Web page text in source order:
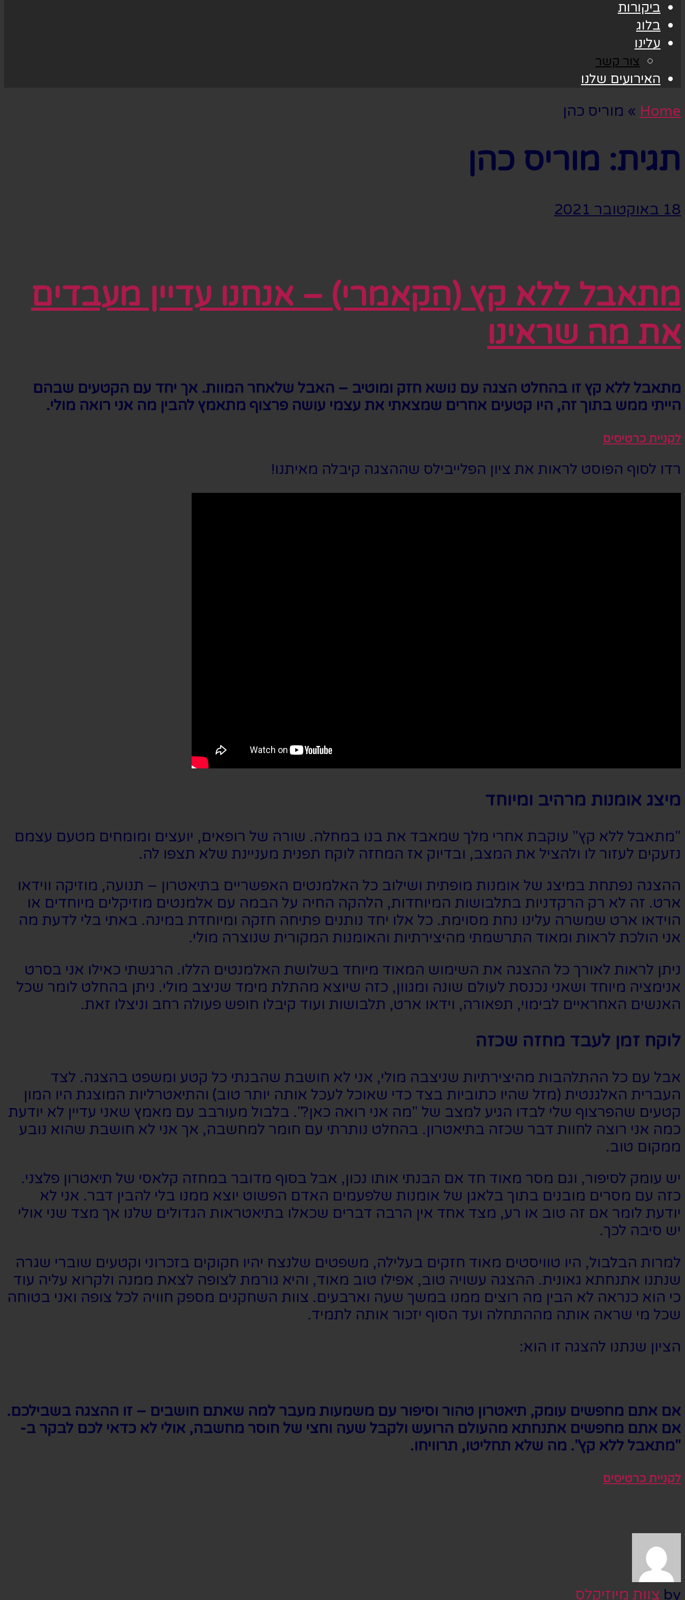
ביקורות
בלוג
עלינו
צור קשר
האירועים שלנו
Home
» מוריס כהן
תגית: מוריס כהן
18 באוקטובר 2021
מתאבל ללא קץ (הקאמרי) – אנחנו עדיין מעבדים
את מה שראינו
מתאבל ללא קץ זו בהחלט הצגה עם נושא חזק ומוטיב – האבל שלאחר המוות. אך יחד עם הקטעים שבהם
הייתי ממש בתוך זה, היו קטעים אחרים שמצאתי את עצמי עושה פרצוף מתאמץ להבין מה אני רואה מולי.
לקניית כרטיסים
רדו לסוף הפוסט לראות את ציון הפלייבילס שההצגה קיבלה מאיתנו!
מיצג אומנות מרהיב ומיוחד
"מתאבל ללא קץ" עוקבת אחרי מלך שמאבד את בנו במחלה. שורה של רופאים, יועצים ומומחים מטעם עצמם
נזעקים לעזור לו ולהציל את המצב, ובדיוק אז המחזה לוקח תפנית מעניינת שלא תצפו לה.
ההצגה נפתחת במיצג של אומנות מופתית ושילוב כל האלמנטים האפשריים בתיאטרון – תנועה, מוזיקה ווידאו
ארט. זה לא רק הרקדניות בתלבושות המיוחדות, הלהקה החיה על הבמה עם אלמנטים מוזיקלים מיוחדים או
הוידאו ארט שמשרה עלינו נחת מסוימת. כל אלו יחד נותנים פתיחה חזקה ומיוחדת במינה. באתי בלי לדעת מה
אני הולכת לראות ומאוד התרשמתי מהיצירתיות והאומנות המקורית שנוצרה מולי.
ניתן לראות לאורך כל ההצגה את השימוש המאוד מיוחד בשלושת האלמנטים הללו. הרגשתי כאילו אני בסרט
אנימציה מיוחד ושאני נכנסת לעולם שונה ומגוון, כזה שיוצא מהתלת מימד שניצב מולי. ניתן בהחלט לומר שכל
האנשים האחראיים לבימוי, תפאורה, וידאו ארט, תלבושות ועוד קיבלו חופש פעולה רחב וניצלו זאת.
לוקח זמן לעבד מחזה שכזה
אבל עם כל ההתלהבות מהיצירתיות שניצבה מולי, אני לא חושבת שהבנתי כל קטע ומשפט בהצגה. לצד
העברית האלגנטית (מזל שהיו כתוביות בצד כדי שאוכל לעכל אותה יותר טוב) והתיאטרליות המוצגת היו המון
קטעים שהפרצוף שלי לבדו הגיע למצב של "מה אני רואה כאן?". בלבול מעורבב עם מאמץ שאני עדיין לא יודעת
כמה אני רוצה לחוות דבר שכזה בתיאטרון. בהחלט נותרתי עם חומר למחשבה, אך אני לא חושבת שהוא נובע
ממקום טוב.
יש עומק לסיפור, וגם מסר מאוד חד אם הבנתי אותו נכון, אבל בסוף מדובר במחזה קלאסי של תיאטרון פלצני.
כזה עם מסרים מובנים בתוך בלאגן של אומנות שלפעמים האדם הפשוט יוצא ממנו בלי להבין דבר. אני לא
יודעת לומר אם זה טוב או רע, מצד אחד אין הרבה דברים שכאלו בתיאטראות הגדולים שלנו אך מצד שני אולי
יש סיבה לכך.
למרות הבלבול, היו טוויסטים מאוד חזקים בעלילה, משפטים שלנצח יהיו חקוקים בזכרוני וקטעים שוברי שגרה
שנתנו אתנחתא גאונית. ההצגה עשויה טוב, אפילו טוב מאוד, והיא גורמת לצופה לצאת ממנה ולקרוא עליה עוד
כי הוא כנראה לא הבין מה רוצים ממנו במשך שעה וארבעים. צוות השחקנים מספק חוויה לכל צופה ואני בטוחה
שכל מי שראה אותה מההתחלה ועד הסוף יזכור אותה לתמיד.
הציון שנתנו להצגה זו הוא:
אם אתם מחפשים עומק, תיאטרון טהור וסיפור עם משמעות מעבר למה שאתם חושבים – זו ההצגה בשבילכם.
אם אתם מחפשים אתנחתא מהעולם הרועש ולקבל שעה וחצי של חוסר מחשבה, אולי לא כדאי לכם לבקר ב-
"מתאבל ללא קץ". מה שלא תחליטו, תרוויחו.
לקניית כרטיסים
by צוות מיוזיקלס